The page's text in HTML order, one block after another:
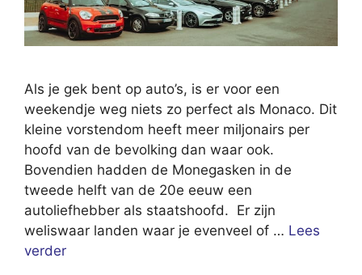
Als je gek bent op auto’s, is er voor een
weekendje weg niets zo perfect als Monaco. Dit
kleine vorstendom heeft meer miljonairs per
hoofd van de bevolking dan waar ook.
Bovendien hadden de Monegasken in de
tweede helft van de 20e eeuw een
autoliefhebber als staatshoofd. Er zijn
weliswaar landen waar je evenveel of … Lees
verder